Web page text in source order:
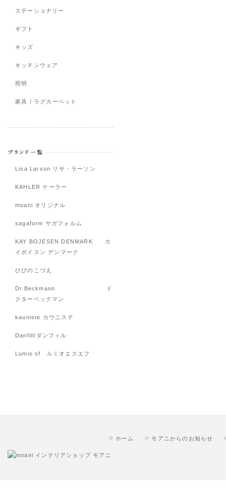
ステーショナリー
ギフト
キッズ
キッチンウェア
照明
家具 / ラグカーペット
Lisa Larson リサ・ラーソン
KAHLER ケーラー
moani オリジナル
sagaform サガフォルム
KAY BOJESEN DENMARK カ
イボイスン デンマーク
ひびのこづえ
Dr.Beckmann ド
クターベックマン
kauniste カウニステ
Danfill/ダンフィル
Lumio sf ルミオエスエフ
ホーム モアニからのお知らせ